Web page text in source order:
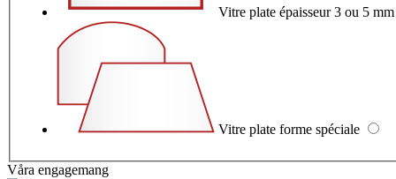
Vitre plate épaisseur 3 ou 5
Vitre plate forme spéciale
Våra engagemang